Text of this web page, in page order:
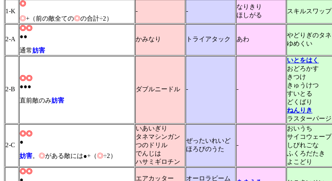
1-K
◎
◎+（前の敵全ての◎の合計÷2）
- -
なりきり
ほしがる
スキルスワップ
2-A
◎◎
●●
通常妨害
かみなり トライアタック あわ
やどりぎのタネ
ゆめくい
2-B
◎◎
●●●
直前敵のみ妨害
ダブルニードル - -
いとをはく
おどろかす
きつけ
きゅうけつ
すいとる
どくばり
ねんりき
ラスターパージ
2-C
◎◎
●
妨害。 ◎がある敵には●+（◎÷2）
いあいぎり
タネマシンガン
つのドリル
でんじは
ハサミギロチン
ぜったいれいど
ほろびのうた
-
おいうち
サイコウェーブ
しびれごな
ふくろだたき
よこどり
◎◎
●
エアカッター
オーロラビーム